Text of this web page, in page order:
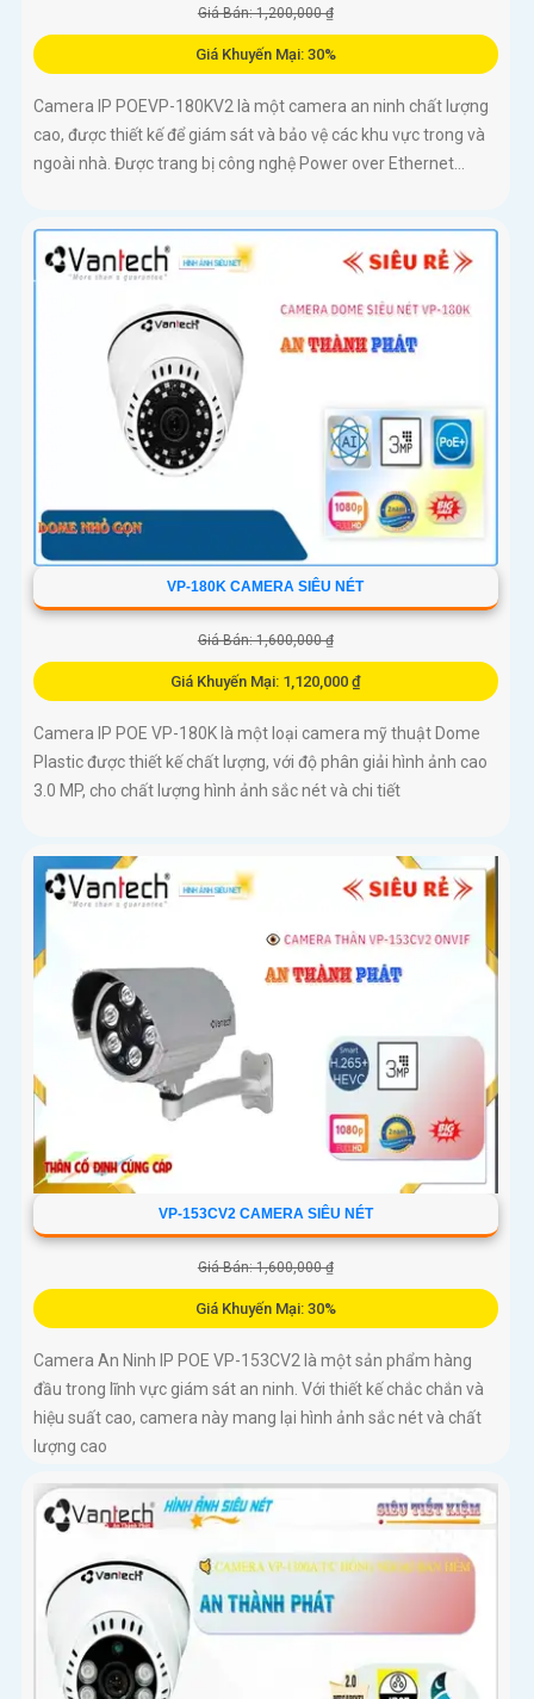
Giá Bán: 1,200,000 ₫
Giá Khuyến Mại: 30%
Camera IP POEVP-180KV2 là một camera an ninh chất lượng
cao, được thiết kế để giám sát và bảo vệ các khu vực trong và
ngoài nhà. Được trang bị công nghệ Power over Ethernet...
VP-180K CAMERA SIÊU NÉT
Giá Bán: 1,600,000 ₫
Giá Khuyến Mại: 1,120,000 ₫
Camera IP POE VP-180K là một loại camera mỹ thuật Dome
Plastic được thiết kế chất lượng, với độ phân giải hình ảnh cao
3.0 MP, cho chất lượng hình ảnh sắc nét và chi tiết
VP-153CV2 CAMERA SIÊU NÉT
Giá Bán: 1,600,000 ₫
Giá Khuyến Mại: 30%
Camera An Ninh IP POE VP-153CV2 là một sản phẩm hàng
đầu trong lĩnh vực giám sát an ninh. Với thiết kế chắc chắn và
hiệu suất cao, camera này mang lại hình ảnh sắc nét và chất
lượng cao